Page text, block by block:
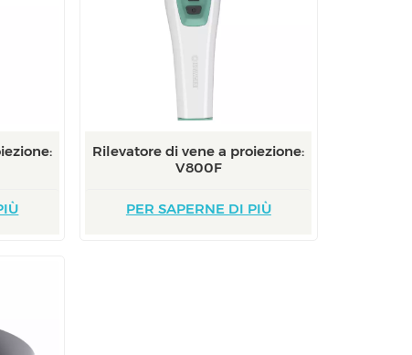
Rilevatore di vene a proiezione:
V800F
PER SAPERNE DI PIÙ